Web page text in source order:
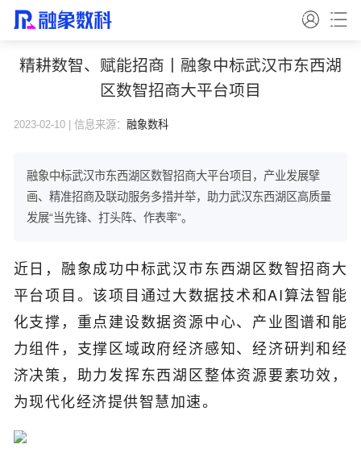
精耕数智、赋能招商丨融象中标武汉市东西湖
区数智招商大平台项目
2023-02-10 | 信息来源： 融象数科
融象中标武汉市东西湖区数智招商大平台项目，产业发展擘
画、精准招商及联动服务多措并举，助力武汉东西湖区高质量
发展“当先锋、打头阵、作表率”。
近日，融象成功中标武汉市东西湖区数智招商大
平台项目。该项目通过大数据技术和AI算法智能
化支撑，重点建设数据资源中心、产业图谱和能
力组件，支撑区域政府经济感知、经济研判和经
济决策，助力发挥东西湖区整体资源要素功效，
为现代化经济提供智慧加速。